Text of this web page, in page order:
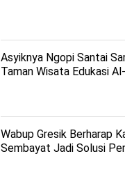
Asyiknya Ngopi Santai
Taman Wisata Edukasi
Wabup Gresik Berharap
Sembayat Jadi Solusi